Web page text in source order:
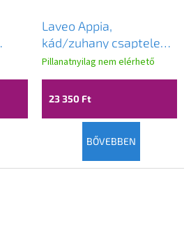
Laveo Appia,
kád/zuhany csaptelep
kádhoz h -150, króm,
LAV-BLP_01JD
A
termék
értékelése
5-
Pillanatnyilag nem elérhető
23 350 Ft
BŐVEBBEN